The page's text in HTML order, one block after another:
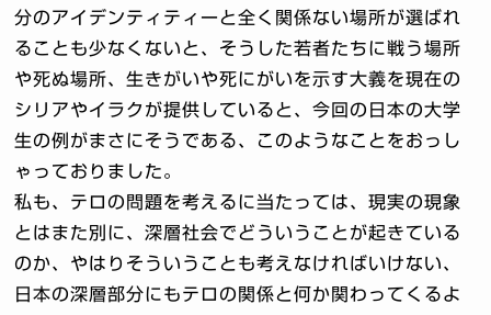
分のアイデンティティーと全く関係ない場所が選ばれ
ることも少なくないと、そうした若者たちに戦う場所
や死ぬ場所、生きがいや死にがいを示す大義を現在の
シリアやイラクが提供していると、今回の日本の大学
生の例がまさにそうである、このようなことをおっし
ゃっておりました。
私も、テロの問題を考えるに当たっては、現実の現象
とはまた別に、深層社会でどういうことが起きている
のか、やはりそういうことも考えなければいけない、
日本の深層部分にもテロの関係と何か関わってくるよ